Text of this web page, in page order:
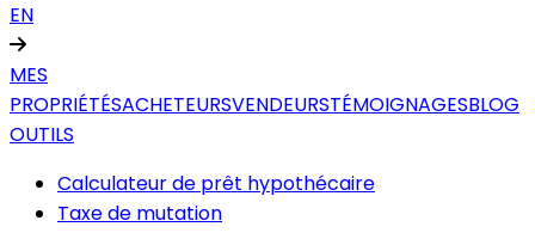
EN
MES
PROPRIÉTÉSACHETEURSVENDEURSTÉMOIGNAGESBLOG
OUTILS
Calculateur de prêt hypothécaire
Taxe de mutation